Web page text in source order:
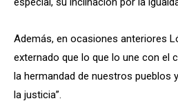
Además, en ocasiones anteriores
externado que lo que lo une con el
la hermandad de nuestros pueblos
la justicia”.